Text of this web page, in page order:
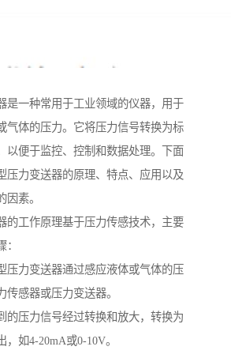
是一种常用于工业领域的仪器，用于
气体的压力。它将压力信号转换为标
以便于监控、控制和数据处理。下面
压力变送器的原理、特点、应用以及
素。
的工作原理基于压力传感技术，主要
压力变送器通过感应液体或气体的压
传感器或压力变送器。
的压力信号经过转换和放大，转换为
如4-20mA或0-10V。